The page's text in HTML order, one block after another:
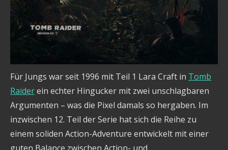
Für Jungs war seit 1996 mit Teil 1 Lara Craft in Tomb
Raiderein echter Hingucker mit zwei unschlagbaren
Argumenten – was die Pixel damals so hergaben. Im
inzwischen 12. Teil der Serie hat sich die Reihe zu
einem soliden Action-Adventure entwickelt mit einer